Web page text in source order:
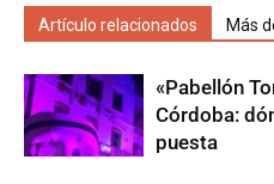
Artículo relacionados Más
«Pabellón
Córdoba:
puesta